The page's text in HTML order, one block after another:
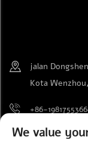
jalan
Kota
+86-
[email
We value